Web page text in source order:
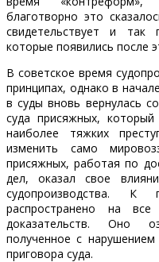
благотворно это
свидетельствует и так
которые появились после
В советское время
принципах, однако в
в суды вновь вернулась
суда присяжных,
наиболее тяжких
изменить само
присяжных, работая по
дел, оказал свое
судопроизводства.
распространено на
доказательств. Оно
полученное с
приговора суда.